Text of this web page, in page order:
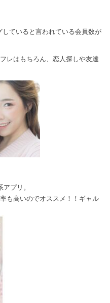
していると言われている会員数が
レはもちろん、恋人探しや友達
プリ。
も高いのでオススメ！！ ギャル